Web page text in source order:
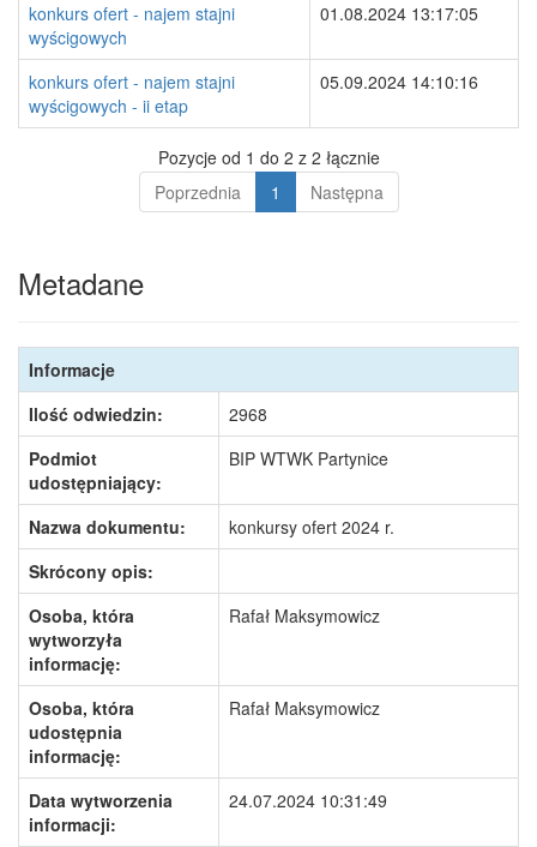
konkurs ofert - najem stajni
wyścigowych
01.08.2024 13:17:05
konkurs ofert - najem stajni
wyścigowych - ii etap
05.09.2024 14:10:16
Pozycje od 1 do 2 z 2 łącznie
Poprzednia
1 Następna
Metadane
Informacje
Ilość odwiedzin:
2968
Podmiot
udostępniający:
BIP WTWK Partynice
Nazwa dokumentu:
konkursy ofert 2024 r.
Skrócony opis:
Osoba, która
wytworzyła
informację:
Rafał Maksymowicz
Osoba, która
udostępnia
informację:
Rafał Maksymowicz
Data wytworzenia
informacji:
24.07.2024 10:31:49